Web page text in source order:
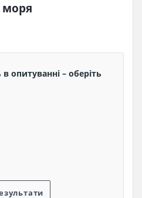
моря
в опитуванні – оберіть